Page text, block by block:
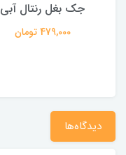
جک بغل رنتال آبی
479,000 تومان
دیدگاه‌ها